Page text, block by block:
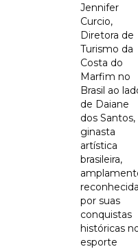
Jennifer
Curcio,
Diretora de
Turismo da
Costa do
Marfim no
Brasil ao
de Daiane
dos Santos,
ginasta
artística
brasileira,
reconhecida
por suas
conquistas
históricas
esporte